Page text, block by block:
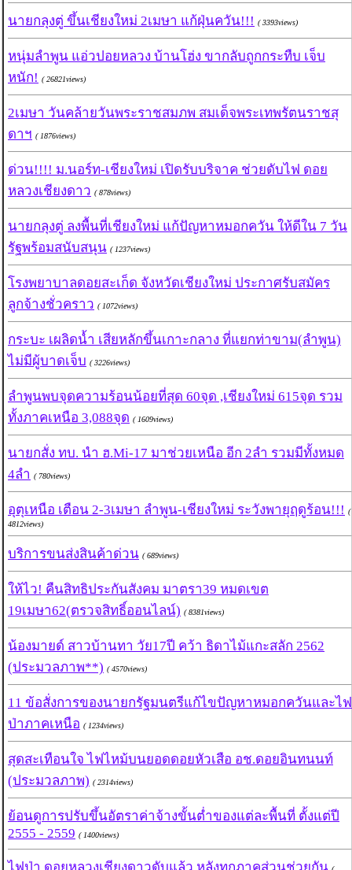
นายกลุงตู่ ขึ้นเชียงใหม่ 2เมษา แก้ฝุ่นควัน!!! ( 3393views)
หนุ่มลำพูน แอ่วปอยหลวง บ้านโฮ่ง ขากลับถูกกระทืบ เจ็บ
หนัก! ( 26821views)
2เมษา วันคล้ายวันพระราชสมภพ สมเด็จพระเทพรัตนราชสุ
ดาฯ ( 1876views)
ด่วน!!!! ม.นอร์ท-เชียงใหม่ เปิดรับบริจาค ช่วยดับไฟ ดอย
หลวงเชียงดาว ( 878views)
นายกลุงตู่ ลงพื้นที่เชียงใหม่ แก้ปัญหาหมอกควัน ให้ดีใน 7 วัน
รัฐพร้อมสนับสนุน ( 1237views)
โรงพยาบาลดอยสะเก็ด จังหวัดเชียงใหม่ ประกาศรับสมัคร
ลูกจ้างชั่วคราว ( 1072views)
กระบะ เผลิดน้ำ เสียหลักขึ้นเกาะกลาง ที่แยกท่าขาม(ลำพูน)
ไม่มีผู้บาดเจ็บ ( 3226views)
ลำพูนพบจุดความร้อนน้อยที่สุด 60จุด ,เชียงใหม่ 615จุด รวม
ทั้งภาคเหนือ 3,088จุด ( 1609views)
นายกสั่ง ทบ. นำ ฮ.Mi-17 มาช่วยเหนือ อีก 2ลำ รวมมีทั้งหมด
4ลำ ( 780views)
อุตุเหนือ เตือน 2-3เมษา ลำพูน-เชียงใหม่ ระวังพายุฤดูร้อน!!! (
4812views)
บริการขนส่งสินค้าด่วน ( 689views)
ให้ไว! คืนสิทธิประกันสังคม มาตรา39 หมดเขต
19เมษา62(ตรวจสิทธิ์ออนไลน์) ( 8381views)
น้องมายด์ สาวบ้านทา วัย17ปี คว้า ธิดาไม้แกะสลัก 2562
(ประมวลภาพ**) ( 4570views)
11 ข้อสั่งการของนายกรัฐมนตรีแก้ไขปัญหาหมอกควันและไฟ
ป่าภาคเหนือ ( 1234views)
สุดสะเทือนใจ ไฟไหม้บนยอดดอยหัวเสือ อช.ดอยอินทนนท์
(ประมวลภาพ) ( 2314views)
ย้อนดูการปรับขึ้นอัตราค่าจ้างขั้นต่ำของแต่ละพื้นที่ ตั้งแต่ปี
2555 - 2559 ( 1400views)